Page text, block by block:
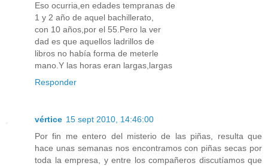
Eso ocurria,en edades tempranas de
1 y 2 año de aquel bachillerato,
con 10 años,por el 55.Pero la ver
dad es que aquellos ladrillos de
libros no había forma de meterle
mano.Y las horas eran largas,largas
Responder
vértice 15 sept 2010, 14:46:00
Por fin me entero del misterio de las piñas, resulta que
hace unas semanas nos encontramos con piñas secas por
toda la empresa, y entre los compañeros discutíamos que